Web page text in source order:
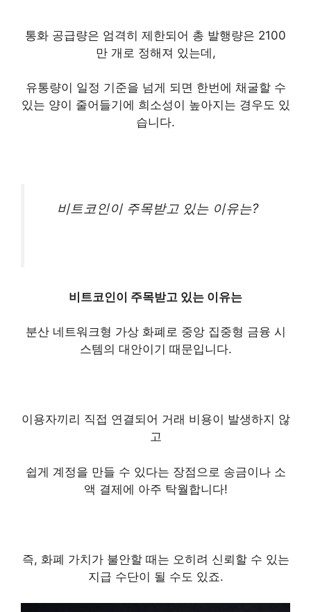
통화 공급량은 엄격히 제한되어 총 발행량은 2100
만 개로 정해져 있는데,
유통량이 일정 기준을 넘게 되면 한번에 채굴할 수
있는 양이 줄어들기에 희소성이 높아지는 경우도 있
습니다.
비트코인이 주목받고 있는 이유는?
비트코인이 주목받고 있는 이유는
분산 네트워크형 가상 화폐로 중앙 집중형 금융 시
스템의 대안이기 때문입니다.
이용자끼리 직접 연결되어 거래 비용이 발생하지 않
고
쉽게 계정을 만들 수 있다는 장점으로 송금이나 소
액 결제에 아주 탁월합니다!
즉, 화폐 가치가 불안할 때는 오히려 신뢰할 수 있는
지급 수단이 될 수도 있죠.